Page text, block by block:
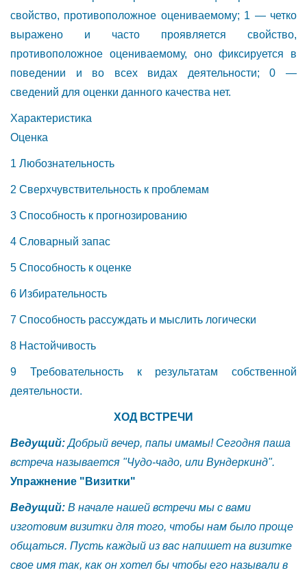
свойство, противоположное оцениваемому; 1 — четко
выражено и часто проявляется свойство,
противоположное оцениваемому, оно фиксируется в
поведении и во всех видах деятельности; 0 —
сведений для оценки данного качества нет.
Оценка
1 Любознательность
2 Сверхчувствительность к проблемам
3 Способность к прогнозированию
4 Словарный запас
5 Способность к оценке
6 Избирательность
7 Способность рассуждать и мыслить логически
8 Настойчивость
9 Требовательность к результатам собственной
деятельности.
ХОД ВСТРЕЧИ
Ведущий:Добрый вечер, папы имамы! Сегодня паша
встреча называется "Чудо-чадо, или Вундеркинд".
Упражнение "Визитки"
Ведущий: В начале нашей встречи мы с вами
изготовим визитки для того, чтобы нам было проще
общаться. Пусть каждый из вас напишет на визитке
свое имя так, как он хотел бы чтобы его называли в